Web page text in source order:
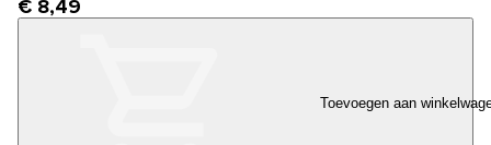
€ 8,49
Toevoegen aan